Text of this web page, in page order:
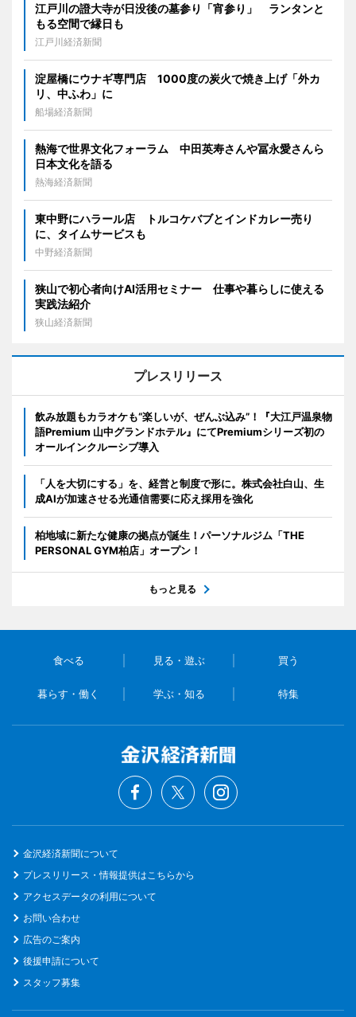
江戸川の證大寺が日没後の墓参り「宵参り」 ランタンと
もる空間で縁日も
江戸川経済新聞
淀屋橋にウナギ専門店 1000度の炭火で焼き上げ「外カ
リ、中ふわ」に
船場経済新聞
熱海で世界文化フォーラム 中田英寿さんや冨永愛さんら
日本文化を語る
熱海経済新聞
東中野にハラール店 トルコケバブとインドカレー売り
に、タイムサービスも
中野経済新聞
狭山で初心者向けAI活用セミナー 仕事や暮らしに使える
実践法紹介
狭山経済新聞
プレスリリース
飲み放題もカラオケも“楽しいが、ぜんぶ込み”！『大江戸温泉物
語Premium 山中グランドホテル』にてPremiumシリーズ初の
オールインクルーシブ導入
「人を大切にする」を、経営と制度で形に。株式会社白山、生
成AIが加速させる光通信需要に応え採用を強化
柏地域に新たな健康の拠点が誕生！パーソナルジム「THE
PERSONAL GYM柏店」オープン！
もっと見る
食べる 見る・遊ぶ 買う
暮らす・働く 学ぶ・知る 特集
金沢経済新聞について
プレスリリース・情報提供はこちらから
アクセスデータの利用について
お問い合わせ
広告のご案内
後援申請について
スタッフ募集